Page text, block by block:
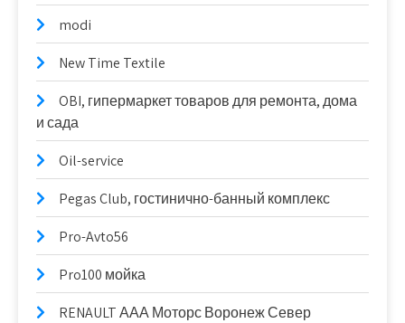
modi
New Time Textile
OBI, гипермаркет товаров для ремонта, дома
и сада
Oil-service
Pegas Club, гостинично-банный комплекс
Pro-Avto56
Pro100 мойка
RENAULT ААА Моторс Воронеж Север